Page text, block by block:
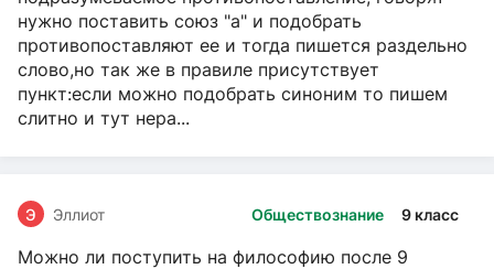
нужно поставить союз "а" и подобрать
противопоставляют ее и тогда пишется раздельно
слово,но так же в правиле присутствует
пункт:если можно подобрать синоним то пишем
слитно и тут нера...
Обществознание 9 класс
Э Эллиот
Можно ли поступить на философию после 9